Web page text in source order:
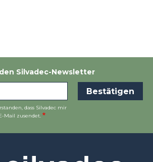
Silvadec-Newsletter
dass Silvadec mir
Mail zusendet.